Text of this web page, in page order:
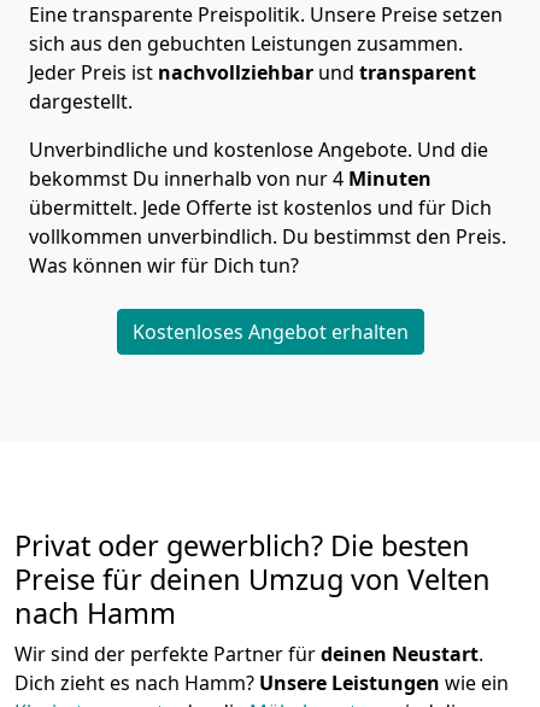
Eine transparente Preispolitik. Unsere Preise setzen
sich aus den gebuchten Leistungen zusammen.
Jeder Preis ist nachvollziehbar und transparent
dargestellt.
Unverbindliche und kostenlose Angebote. Und die
bekommst Du innerhalb von nur4 Minuten
übermittelt. Jede Offerte ist kostenlos und für Dich
vollkommen unverbindlich. Du bestimmst den Preis.
Was können wir für Dich tun?
Kostenloses Angebot erhalten
Privat oder gewerblich? Die besten
Preise für deinen Umzug von Velten
nach Hamm
Wir sind der perfekte Partner fürdeinen Neustart.
Dich zieht es nach Hamm? Unsere Leistungen wie ein